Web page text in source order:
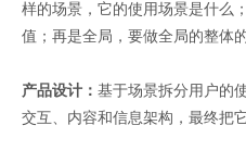
样的场景，它的使用场景是什么
值；再是全局，要做全局的整体的
产品设计： 基于场景拆分用户的
交互、内容和信息架构，最终把